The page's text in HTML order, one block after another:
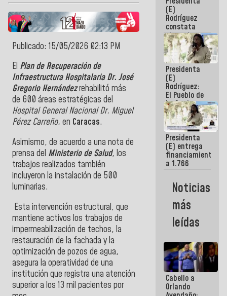
Publicado: 15/05/2026 02:13 PM
El Plan de Recuperación de
Infraestructura Hospitalaria Dr. José
Gregorio Hernándezrehabilitó más
de 600 áreas estratégicas del
Hospital General Nacional Dr. Miguel
Pérez Carreño, en Caracas.
Asimismo, de acuerdo a una nota de
prensa del Ministerio de Salud, los
trabajos realizados también
incluyeron la instalación de 500
luminarias.
Esta intervención estructural, que
mantiene activos los trabajos de
impermeabilización de techos, la
restauración de la fachada y la
optimización de pozos de agua,
asegura la operatividad de una
institución que registra una atención
superior a los 13 mil pacientes por
Guaira
(E)
Rodríguez
constata
obras de
rehabilitación
de Escuela
Militar de
Mamo en La
Guaira
Presidenta
(E)
Rodríguez:
El Pueblo de
La Guaira
siempre
estará
acompañada
por el
Gobierno
Nacional
Presidenta
(E) entrega
financiamientos
a 1.766
comerciantes
emprendedores
afectados
por
terremotos
Noticias
más
leídas
Cabello a
Orlando